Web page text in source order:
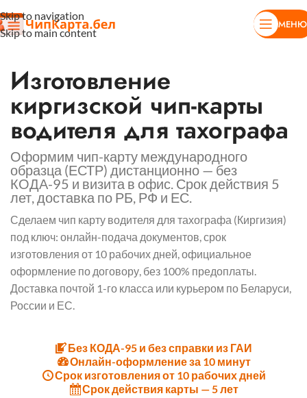
Skip to navigation
Skip to main content
МЕНЮ
Изготовление
киргизской чип-карты
водителя для тахографа
Оформим чип-карту международного
образца (ЕСТР) дистанционно — без
КОДА-95 и визита в офис. Срок действия 5
лет, доставка по РБ, РФ и ЕС.
Сделаем чип карту водителя для тахографа (Киргизия)
под ключ: онлайн-подача документов, срок
изготовления от 10 рабочих дней, официальное
оформление по договору, без 100% предоплаты.
Доставка почтой 1-го класса или курьером по Беларуси,
России и ЕС.
Без КОДА-95 и без справки из ГАИ
Онлайн-оформление за 10 минут
Срок изготовления от 10 рабочих дней
Срок действия карты — 5 лет